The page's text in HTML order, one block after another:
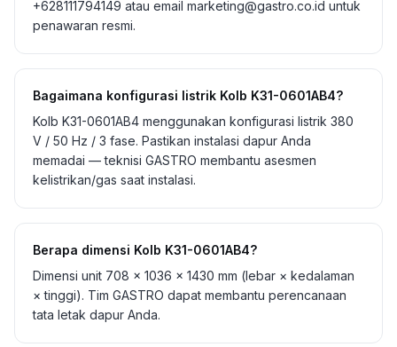
+628111794149 atau email marketing@gastro.co.id untuk
penawaran resmi.
Bagaimana konfigurasi listrik Kolb K31-0601AB4?
Kolb K31-0601AB4 menggunakan konfigurasi listrik 380
V / 50 Hz / 3 fase. Pastikan instalasi dapur Anda
memadai — teknisi GASTRO membantu asesmen
kelistrikan/gas saat instalasi.
Berapa dimensi Kolb K31-0601AB4?
Dimensi unit 708 × 1036 × 1430 mm (lebar × kedalaman
× tinggi). Tim GASTRO dapat membantu perencanaan
tata letak dapur Anda.